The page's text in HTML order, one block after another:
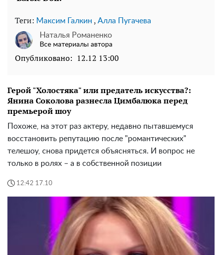
Теги: Максим Галкин , Алла Пугачева
Наталья Романенко
Все материалы автора
Опубликовано: 12.12 13:00
Герой "Холостяка" или предатель искусства?:
Янина Соколова разнесла Цимбалюка перед
премьерой шоу
Похоже, на этот раз актеру, недавно пытавшемуся
восстановить репутацию после "романтических"
телешоу, снова придется объясняться. И вопрос не
только в ролях – а в собственной позиции
12:42 17.10